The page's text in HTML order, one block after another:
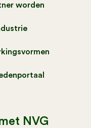
worden
NVG